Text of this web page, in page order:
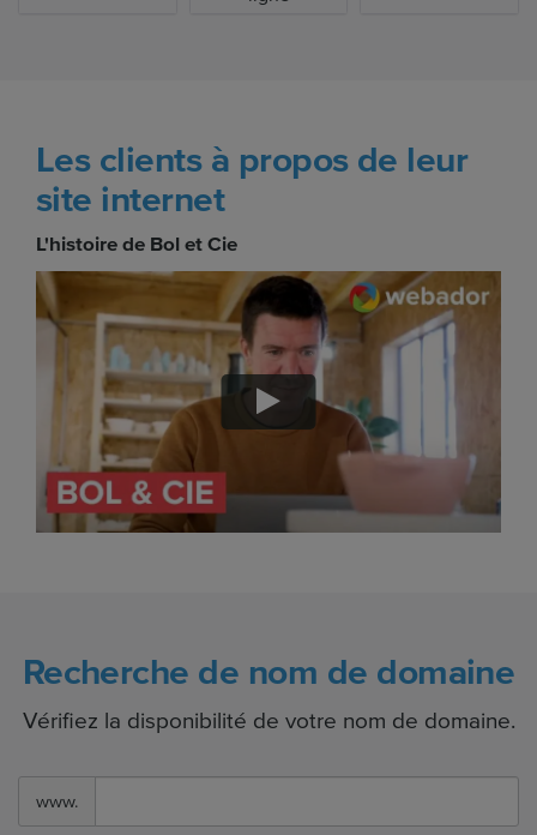
Les clients à propos de leur
site internet
L'histoire de Bol et Cie
Recherche de nom de domaine
Vérifiez la disponibilité de votre nom de domaine.
www.